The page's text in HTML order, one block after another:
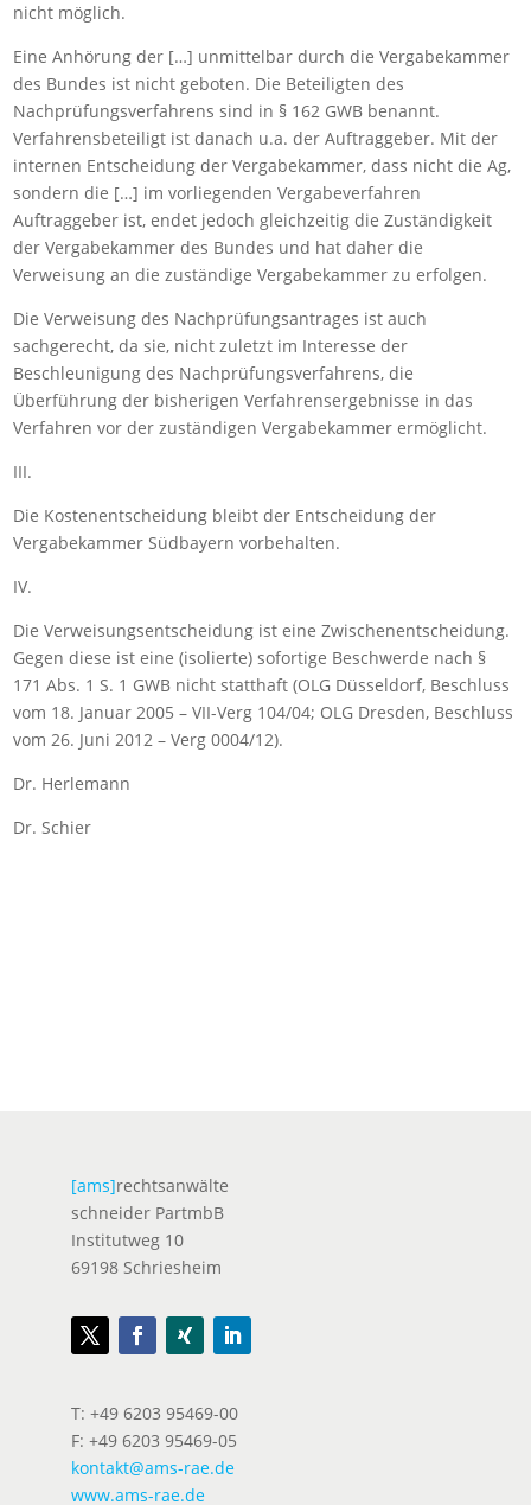
nicht möglich.
Eine Anhörung der […] unmittelbar durch die Vergabekammer
des Bundes ist nicht geboten. Die Beteiligten des
Nachprüfungsverfahrens sind in § 162 GWB benannt.
Verfahrensbeteiligt ist danach u.a. der Auftraggeber. Mit der
internen Entscheidung der Vergabekammer, dass nicht die Ag,
sondern die […] im vorliegenden Vergabeverfahren
Auftraggeber ist, endet jedoch gleichzeitig die Zuständigkeit
der Vergabekammer des Bundes und hat daher die
Verweisung an die zuständige Vergabekammer zu erfolgen.
Die Verweisung des Nachprüfungsantrages ist auch
sachgerecht, da sie, nicht zuletzt im Interesse der
Beschleunigung des Nachprüfungsverfahrens, die
Überführung der bisherigen Verfahrensergebnisse in das
Verfahren vor der zuständigen Vergabekammer ermöglicht.
III.
Die Kostenentscheidung bleibt der Entscheidung der
Vergabekammer Südbayern vorbehalten.
IV.
Die Verweisungsentscheidung ist eine Zwischenentscheidung.
Gegen diese ist eine (isolierte) sofortige Beschwerde nach §
171 Abs. 1 S. 1 GWB nicht statthaft (OLG Düsseldorf, Beschluss
vom 18. Januar 2005 – VII-Verg 104/04; OLG Dresden, Beschluss
vom 26. Juni 2012 – Verg 0004/12).
Dr. Herlemann
Dr. Schier
[ams]rechtsanwälte
schneider PartmbB
Institutweg 10
69198 Schriesheim
T: +49 6203 95469-00
F: +49 6203 95469-05
kontakt@ams-rae.de
www.ams-rae.de